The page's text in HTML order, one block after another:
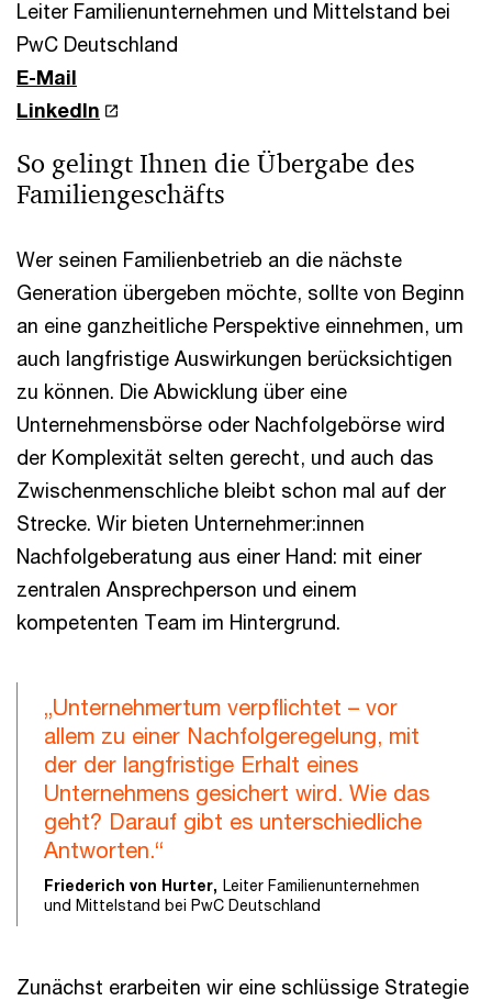
Leiter Familienunternehmen und Mittelstand bei
PwC Deutschland
E-Mail
LinkedIn
So gelingt Ihnen die Übergabe des
Familiengeschäfts
Wer seinen Familienbetrieb an die nächste
Generation übergeben möchte, sollte von Beginn
an eine ganzheitliche Perspektive einnehmen, um
auch langfristige Auswirkungen berücksichtigen
zu können. Die Abwicklung über eine
Unternehmensbörse oder Nachfolgebörse wird
der Komplexität selten gerecht, und auch das
Zwischenmenschliche bleibt schon mal auf der
Strecke. Wir bieten Unternehmer:innen
Nachfolgeberatung aus einer Hand: mit einer
zentralen Ansprechperson und einem
kompetenten Team im Hintergrund.
„Unternehmertum verpflichtet – vor
allem zu einer Nachfolgeregelung, mit
der der langfristige Erhalt eines
Unternehmens gesichert wird. Wie das
geht? Darauf gibt es unterschiedliche
Antworten.“
Friederich von Hurter, Leiter Familienunternehmen
und Mittelstand bei PwC Deutschland
Zunächst erarbeiten wir eine schlüssige Strategie